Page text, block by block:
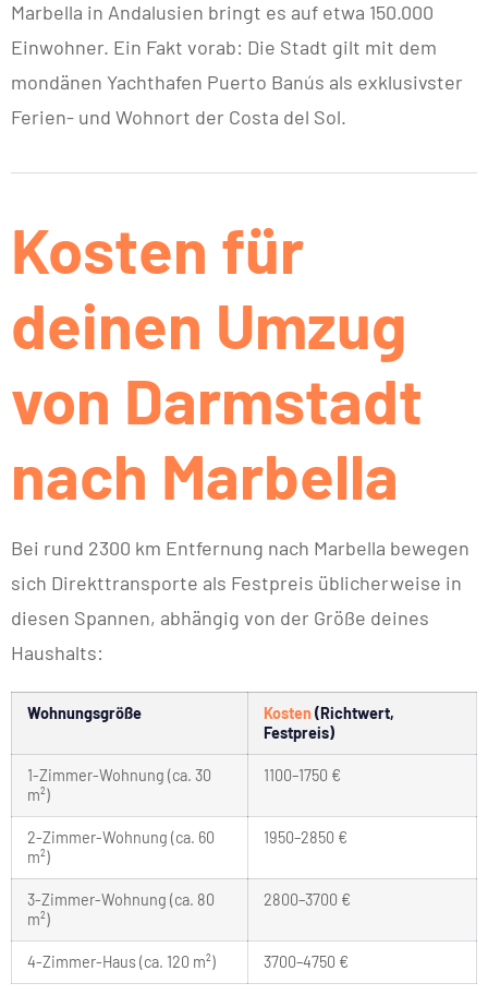
Marbella in Andalusien bringt es auf etwa 150.000
Einwohner. Ein Fakt vorab: Die Stadt gilt mit dem
mondänen Yachthafen Puerto Banús als exklusivster
Ferien- und Wohnort der Costa del Sol.
Kosten für
deinen Umzug
von Darmstadt
nach Marbella
Bei rund 2300 km Entfernung nach Marbella bewegen
sich Direkttransporte als Festpreis üblicherweise in
diesen Spannen, abhängig von der Größe deines
Haushalts:
Wohnungsgröße Kosten(Richtwert,
Festpreis)
1-Zimmer-Wohnung (ca. 30
m²)
1100–1750 €
2-Zimmer-Wohnung (ca. 60
m²)
1950–2850 €
3-Zimmer-Wohnung (ca. 80
m²)
2800–3700 €
4-Zimmer-Haus (ca. 120 m²) 3700–4750 €